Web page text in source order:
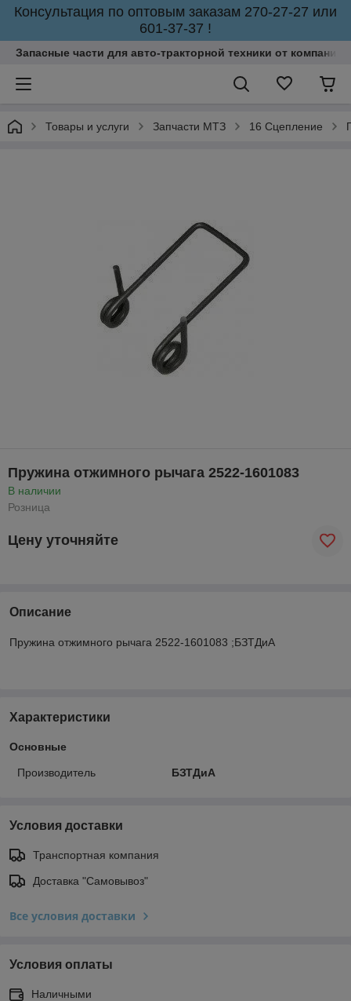
Консультация по оптовым заказам 270-27-27 или
601-37-37 !
Запасные части для авто-тракторной техники от
Товары и услуги Запчасти МТЗ 16 Сцепление
Пружина отжимного рычага 2522-1601083
В наличии
Розница
Цену уточняйте
Описание
Пружина отжимного рычага 2522-1601083 ;БЗТДиА
Характеристики
Основные
Производитель БЗТДиА
Условия доставки
Транспортная компания
Доставка "Самовывоз"
Все условия доставки
Условия оплаты
Наличными